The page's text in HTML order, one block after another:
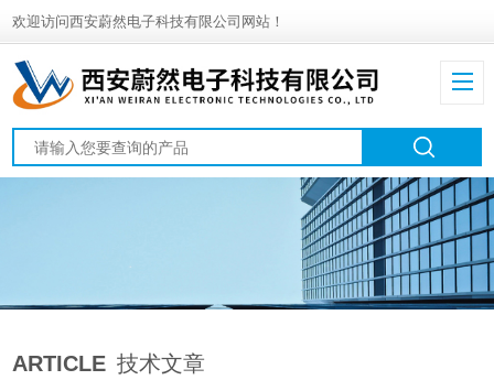
欢迎访问西安蔚然电子科技有限公司网站！
ARTICLE 技术文章